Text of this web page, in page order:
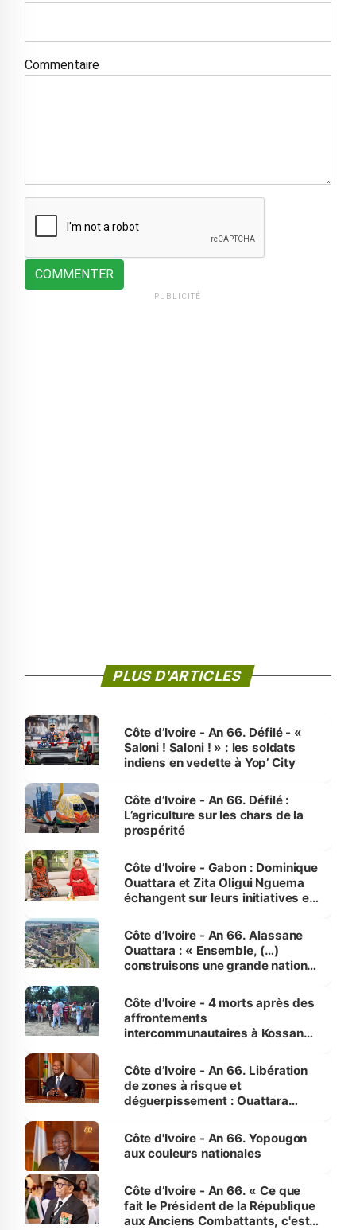
Commentaire
COMMENTER
PUBLICITÉ
PLUS D'ARTICLES
Côte d’Ivoire - An 66. Défilé - «
Saloni ! Saloni ! » : les soldats
indiens en vedette à Yop’ City
Côte d’Ivoire - An 66. Défilé :
L’agriculture sur les chars de la
prospérité
Côte d’Ivoire - Gabon : Dominique
Ouattara et Zita Oligui Nguema
échangent sur leurs initiatives en
enfants
Côte d’Ivoire - An 66. Alassane
Ouattara : « Ensemble, (…)
construisons une grande nation
générations futures »
Côte d’Ivoire - 4 morts après des
affrontements
intercommunautaires à Kossandji
milieu des sinistrés
Côte d’Ivoire - An 66. Libération
de zones à risque et
déguerpissement : Ouattara
l'Etat de droit pour préserver les
vies humaines »
Côte d'Ivoire - An 66. Yopougon
aux couleurs nationales
Côte d’Ivoire - An 66. « Ce que
fait le Président de la République
aux Anciens Combattants, c'est